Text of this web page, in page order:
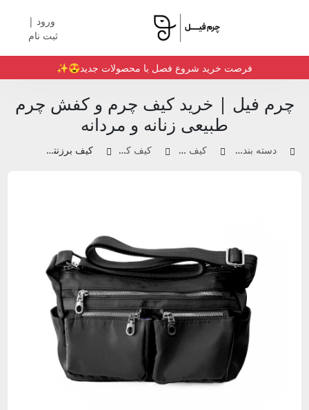
ورود |
ثبت نام
فرصت خرید شروع فصل با محصولات جدید😍✨️
چرم فیل | خرید کیف چرم و کفش چرم
طبیعی زنانه و مردانه
دسته بندی محصولات کیف چرم زنانه کیف کراس بادی کیف برزنتی | کد 1103